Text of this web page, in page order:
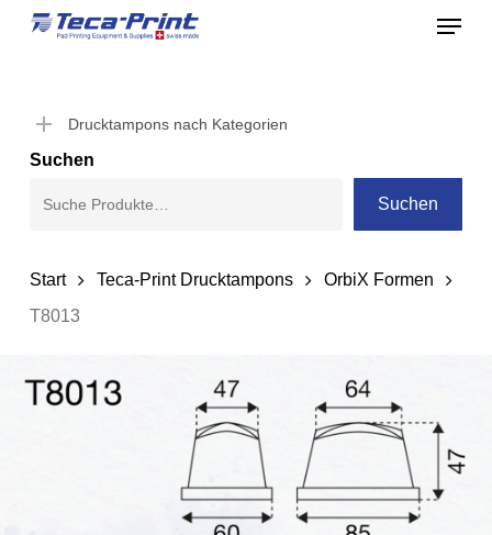
Skip
content
Menu
Drucktampons nach Kategorien
Suchen
Suchen
Start Teca-Print Drucktampons
OrbiX Formen
T8013